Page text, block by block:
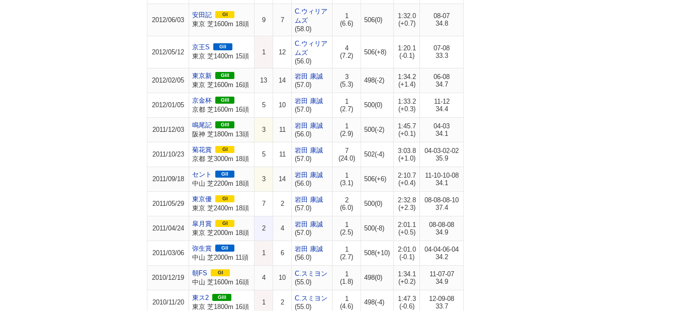
2012/06/03
安田記 GI
東京 芝1600m 18頭
9 7
C.ウィリア
ムズ
(58.0)
1
(6.6)
506(0)
1:32.0
(+0.7)
08-07
34.8
2012/05/12
京王S GII
東京 芝1400m 15頭
1 12
C.ウィリア
ムズ
(56.0)
4
(7.2)
506(+8)
1:20.1
(-0.1)
07-08
33.3
2012/02/05
東京新 GIII
東京 芝1600m 16頭
13 14
岩田 康誠
(57.0)
3
(5.3)
498(-2)
1:34.2
(+1.4)
06-08
34.7
2012/01/05
京金杯 GIII
京都 芝1600m 16頭
5 10
岩田 康誠
(57.0)
1
(2.7)
500(0)
1:33.2
(+0.3)
11-12
34.4
2011/12/03
鳴尾記 GIII
阪神 芝1800m 13頭
3 11
岩田 康誠
(56.0)
1
(2.9)
500(-2)
1:45.7
(+0.1)
04-03
34.1
2011/10/23
菊花賞 GI
京都 芝3000m 18頭
5 11
岩田 康誠
(57.0)
7
(24.0)
502(-4)
3:03.8
(+1.0)
04-03-02-02
35.9
2011/09/18
セント GII
中山 芝2200m 18頭
3 14
岩田 康誠
(56.0)
1
(3.1)
506(+6)
2:10.7
(+0.4)
11-10-10-08
34.1
2011/05/29
東京優 GI
東京 芝2400m 18頭
7 2
岩田 康誠
(57.0)
2
(6.0)
500(0)
2:32.8
(+2.3)
08-08-08-10
37.4
2011/04/24
皐月賞 GI
東京 芝2000m 18頭
2 4
岩田 康誠
(57.0)
1
(2.5)
500(-8)
2:01.1
(+0.5)
08-08-08
34.9
2011/03/06
弥生賞 GII
中山 芝2000m 11頭
1 6
岩田 康誠
(56.0)
1
(2.7)
508(+10)
2:01.0
(-0.1)
04-04-06-04
34.2
2010/12/19
朝FS GI
中山 芝1600m 16頭
4 10
C.スミヨン
(55.0)
1
(1.8)
498(0)
1:34.1
(+0.2)
11-07-07
34.9
2010/11/20
東ス2 GIII
東京 芝1800m 16頭
1 2
C.スミヨン
(55.0)
1
(4.6)
498(-4)
1:47.3
(-0.6)
12-09-08
33.7